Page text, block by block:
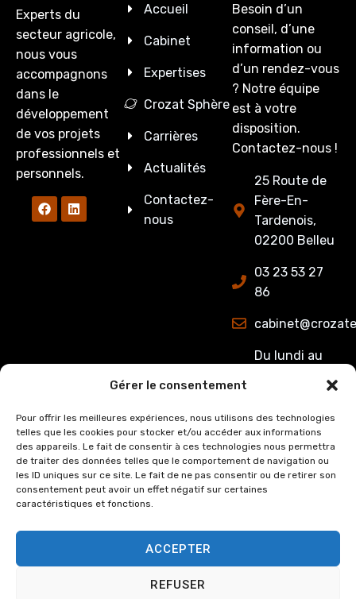
Gérer le consentement
Pour offrir les meilleures expériences, nous utilisons des technologies
telles que les cookies pour stocker et/ou accéder aux informations
des appareils. Le fait de consentir à ces technologies nous permettra
de traiter des données telles que le comportement de navigation ou
les ID uniques sur ce site. Le fait de ne pas consentir ou de retirer son
consentement peut avoir un effet négatif sur certaines
caractéristiques et fonctions.
ACCEPTER
REFUSER
Experts du
secteur agricole,
nous vous
accompagnons
dans le
développement
de vos projets
professionnels et
personnels.
Accueil
Cabinet
Expertises
Crozat Sphère
Carrières
Actualités
Contactez-
nous
Besoin d’un
conseil, d’une
information ou
d’un rendez-vous
? Notre équipe
est à votre
disposition.
Contactez-nous !
25 Route de
Fère-En-
Tardenois,
02200 Belleu
03 23 53 27
86
Du lundi au
8h00 à 12h15
et de 13h15 à
17h00.
Le Vendredi :
de 8h00 à
12h15 et de